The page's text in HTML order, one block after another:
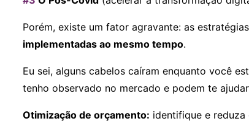
Porém, existe um fator agravante: as
implementadas ao mesmo tempo.
Eu sei, alguns cabelos caíram enquanto você
tenho observado no mercado e podem te
Otimização de orçamento: identifique e